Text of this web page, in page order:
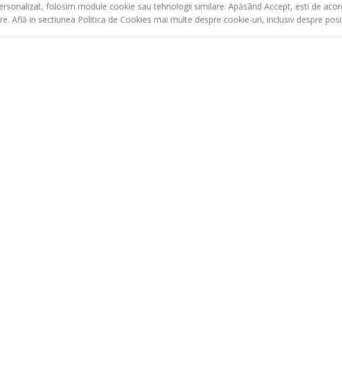
folosim module cookie sau tehnologii similare. Apăsând Accept, ești de
Află in sectiunea Politica de Cookies mai multe despre cookie-uri, inclusiv despre